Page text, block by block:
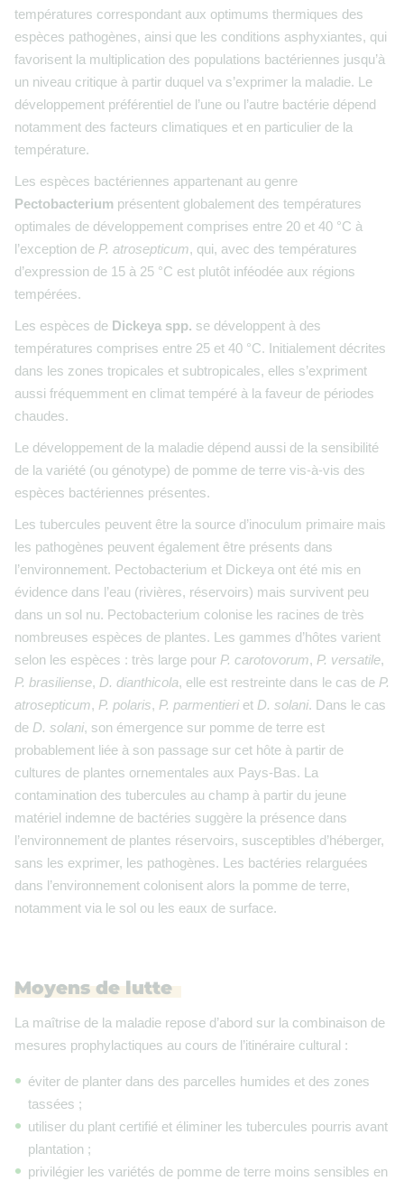
températures correspondant aux optimums thermiques des
espèces pathogènes, ainsi que les conditions asphyxiantes, qui
favorisent la multiplication des populations bactériennes jusqu’à
un niveau critique à partir duquel va s’exprimer la maladie. Le
développement préférentiel de l’une ou l’autre bactérie dépend
notamment des facteurs climatiques et en particulier de la
température.
Les espèces bactériennes appartenant au genre
Pectobacterium présentent globalement des températures
optimales de développement comprises entre 20 et 40 °C à
l’exception de P. atrosepticum, qui, avec des températures
d’expression de 15 à 25 °C est plutôt inféodée aux régions
tempérées.
Les espèces de Dickeya spp. se développent à des
températures comprises entre 25 et 40 °C. Initialement décrites
dans les zones tropicales et subtropicales, elles s’expriment
aussi fréquemment en climat tempéré à la faveur de périodes
chaudes.
Le développement de la maladie dépend aussi de la sensibilité
de la variété (ou génotype) de pomme de terre vis-à-vis des
espèces bactériennes présentes.
Les tubercules peuvent être la source d’inoculum primaire mais
les pathogènes peuvent également être présents dans
l’environnement. Pectobacterium et Dickeya ont été mis en
évidence dans l’eau (rivières, réservoirs) mais survivent peu
dans un sol nu. Pectobacterium colonise les racines de très
nombreuses espèces de plantes. Les gammes d’hôtes varient
selon les espèces : très large pour P. carotovorum, P. versatile,
P. brasiliense, D. dianthicola, elle est restreinte dans le cas de P.
atrosepticum, P. polaris, P. parmentieriet D. solani. Dans le cas
de D. solani, son émergence sur pomme de terre est
probablement liée à son passage sur cet hôte à partir de
cultures de plantes ornementales aux Pays-Bas. La
contamination des tubercules au champ à partir du jeune
matériel indemne de bactéries suggère la présence dans
l’environnement de plantes réservoirs, susceptibles d’héberger,
sans les exprimer, les pathogènes. Les bactéries relarguées
dans l’environnement colonisent alors la pomme de terre,
notamment via le sol ou les eaux de surface.
Moyens de lutte
La maîtrise de la maladie repose d’abord sur la combinaison de
mesures prophylactiques au cours de l’itinéraire cultural :
éviter de planter dans des parcelles humides et des zones
tassées ;
utiliser du plant certifié et éliminer les tubercules pourris avant
plantation ;
privilégier les variétés de pomme de terre moins sensibles en